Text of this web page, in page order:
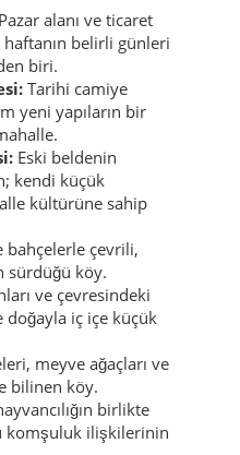
Pazar alanı ve ticaret
haftanın belirli günleri
biri.
Tarihi camiye
yeni yapıların bir
Eski beldenin
kendi küçük
kültürüne sahip
bahçelerle çevrili,
sürdüğü köy.
ve çevresindeki
doğayla iç içe küçük
meyve ağaçları ve
bilinen köy.
birlikte
komşuluk ilişkilerinin